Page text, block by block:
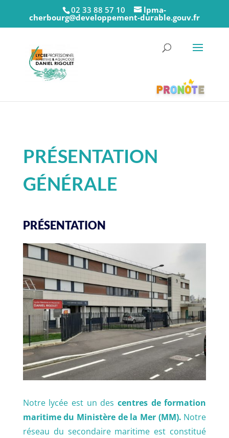
02 33 88 57 10 lpma-
cherbourg@developpement-durable.gouv.fr
PRÉSENTATION
GÉNÉRALE
PRÉSENTATION
Notre lycée est un des centres de formation
maritime du Ministère de la Mer (MM). Notre
réseau du secondaire maritime est constitué